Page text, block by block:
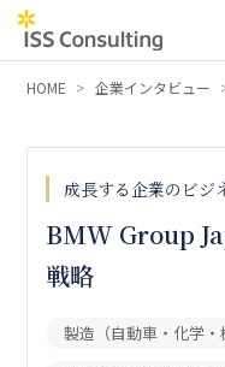
HOME 企業インタビュー
成長する企業のビジ
BMW Group
戦略
製造（自動車・化学・